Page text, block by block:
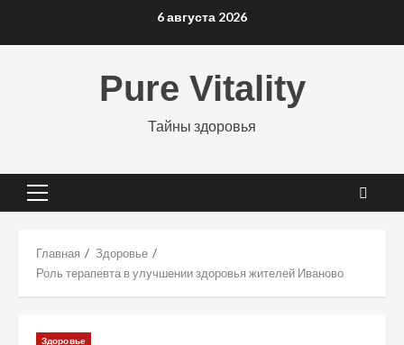
6 августа 2026
Pure Vitality
Тайны здоровья
Основное
Главная
Здоровье
Роль терапевта в улучшении здоровья жителей Иваново
Здоровье